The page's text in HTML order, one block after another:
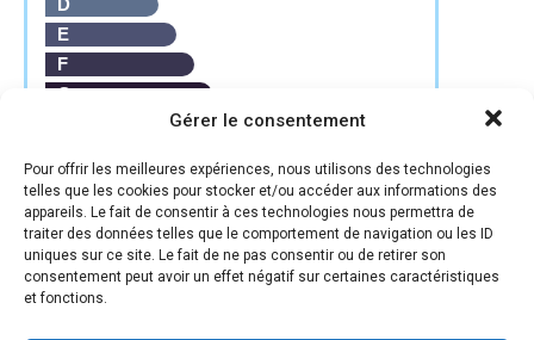
Gérer le consentement
Pour offrir les meilleures expériences, nous utilisons des technologies
telles que les cookies pour stocker et/ou accéder aux informations des
appareils. Le fait de consentir à ces technologies nous permettra de
traiter des données telles que le comportement de navigation ou les ID
uniques sur ce site. Le fait de ne pas consentir ou de retirer son
consentement peut avoir un effet négatif sur certaines caractéristiques
et fonctions.
E
F
G
Forte émission de GES